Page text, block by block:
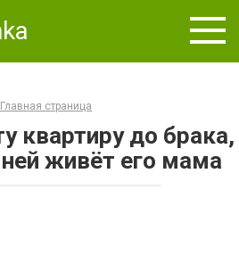
Главная страница
квартиру до брака,
живёт его мама